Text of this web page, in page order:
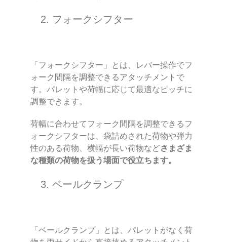
2. フォークシフター
「フォークシフター」とは、レバー操作でフ
ォーク間隔を調整できるアタッチメントで
す。パレットや荷幅に応じて最適なピッチに
調整できます。
荷幅に合わせてフォーク間隔を調整できるフ
ォークシフターは、袋詰めされた荷物や弾力
性のある荷物、横幅が長い荷物などさまざま
な種類の荷物を扱う場面で役立ちます。
3. ベールクランプ
「ベールクランプ」とは、パレットがなく荷